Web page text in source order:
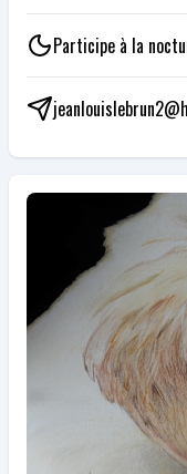
Participe à la